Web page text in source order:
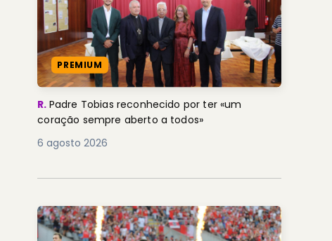
PREMIUM
R. Padre Tobias reconhecido por ter «um
coração sempre aberto a todos»
6 agosto 2026